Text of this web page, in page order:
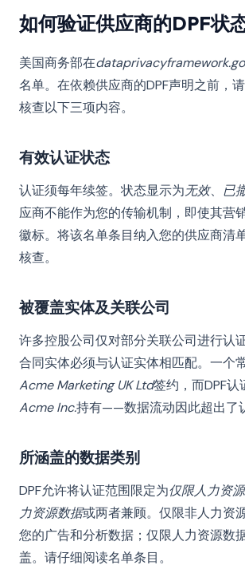
如何验证供应商的DPF状
美国商务部在
名单。在依赖供应商的DPF声明之前，
核查以下三项内容。
有效认证状态
认证须每年续签。状态显示为无效、 已
应商不能作为您的传输机制，即使其营
徽标。将该名单条目纳入您的供应商清
核查。
被覆盖实体及关联公司
许多控股公司仅对部分关联公司进行认
合同实体必须与认证实体相匹配。一个
Acme Marketing UK Ltd签约，而DPF
Acme Inc.持有——数据流动因此超出了
所涵盖的数据类别
DPF允许将认证范围限定为仅限人力资
力资源数据或两者兼顾。仅限非人力资
您的广告和分析数据；仅限人力资源数
盖。请仔细阅读名单条目。